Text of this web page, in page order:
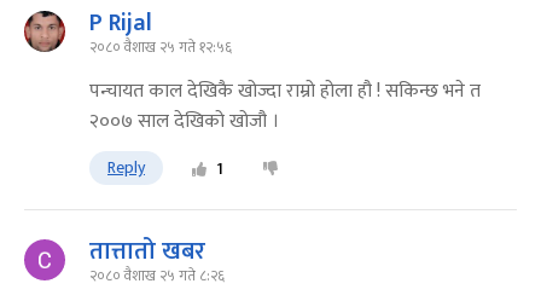
P Rijal
२०८० वैशाख २५ गते १२:५६
पन्चायत काल देखिकै खोज्दा राम्रो होला हौ ! सकिन्छ भने त
२००७ साल देखिको खोजौ ।
Reply 1
तात्तातो खबर
२०८० वैशाख २५ गते ८:२६